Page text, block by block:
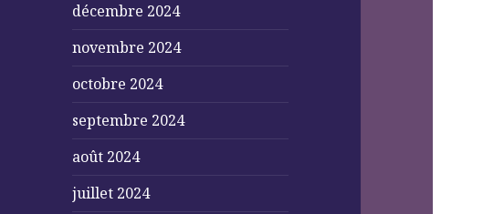
décembre 2024
novembre 2024
octobre 2024
septembre 2024
août 2024
juillet 2024